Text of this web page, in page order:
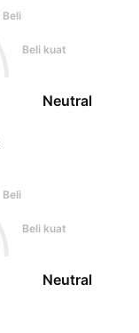
Beli
Beli kuat
Neutral
Beli
Beli kuat
Neutral